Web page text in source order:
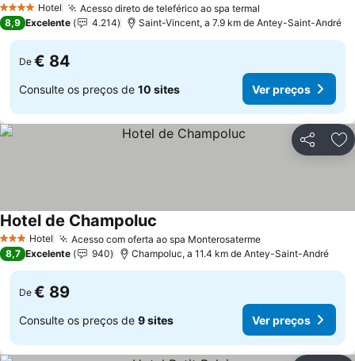
4 EstrelasHotel Acesso direto de teleférico ao spa termal
8,9 Excelente 4.214 Saint-Vincent, a 7.9 km de Antey-Saint-André
De € 84
Consulte os preços de 10 sites Ver preços
Partilhar
3 EstrelasHotel Acesso com oferta ao spa MonterosatermeVer preços
Hotel de Champoluc
8,7 Excelente 940 Champoluc, a 11.4 km de Antey-Saint-André
De € 89
Consulte os preços de 9 sites Ver preços